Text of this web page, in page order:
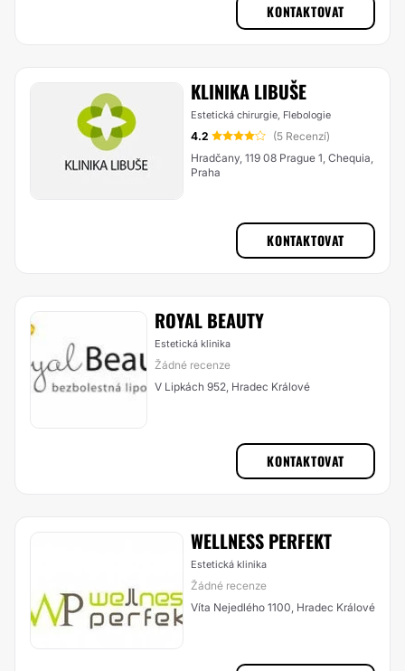
KONTAKTOVAT
KLINIKA LIBUŠE
Estetická chirurgie, Flebologie
4.2
(5 Recenzí)
Hradčany, 119 08 Prague 1, Chequia,
Praha
KONTAKTOVAT
ROYAL BEAUTY
Estetická klinika
Žádné recenze
V Lipkách 952, Hradec Králové
KONTAKTOVAT
WELLNESS PERFEKT
Estetická klinika
Žádné recenze
Víta Nejedlého 1100, Hradec Králové